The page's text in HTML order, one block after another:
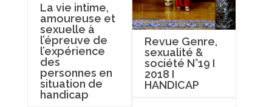
La vie intime,
amoureuse et
sexuelle à
l’épreuve de
l’expérience
des
personnes en
situation de
handicap
Revue Genre,
sexualité &
société N°19 I
2018 I
HANDICAP